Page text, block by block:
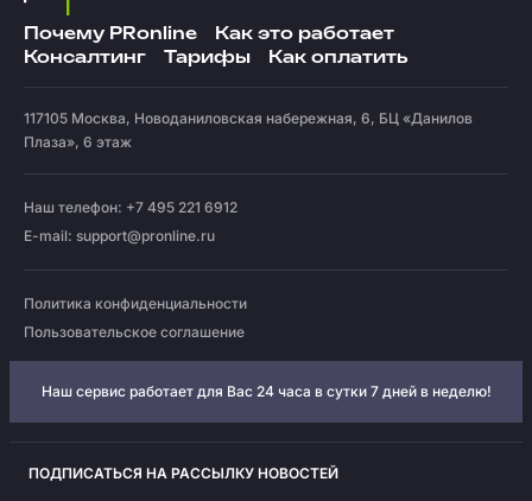
Почему PRonline
Как это работает
Консалтинг
Тарифы Как оплатить
117105 Москва, Новоданиловская набережная, 6, БЦ «Данилов
Плаза», 6 этаж
Наш телефон: +7 495 221 6912
E-mail: support@pronline.ru
Политика конфиденциальности
Пользовательское соглашение
Наш сервис работает для Вас 24 часа в сутки 7 дней в неделю!
ПОДПИСАТЬСЯ НА РАССЫЛКУ НОВОСТЕЙ